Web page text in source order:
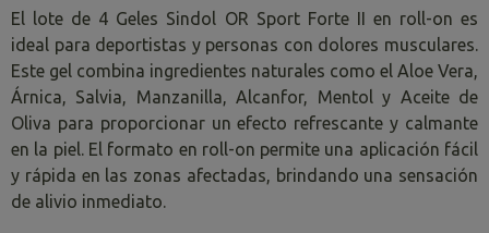
El lote de 4 Geles Sindol OR Sport Forte II en roll-on es
ideal para deportistas y personas con dolores musculares.
Este gel combina ingredientes naturales como el Aloe Vera,
Árnica, Salvia, Manzanilla, Alcanfor, Mentol y Aceite de
Oliva para proporcionar un efecto refrescante y calmante
en la piel. El formato en roll-on permite una aplicación fácil
y rápida en las zonas afectadas, brindando una sensación
de alivio inmediato.